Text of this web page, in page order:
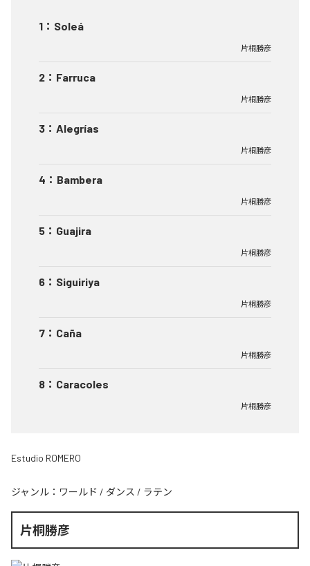
1 ： Soleá
片桐勝彦
2 ： Farruca
片桐勝彦
3 ： Alegrías
片桐勝彦
4 ： Bambera
片桐勝彦
5 ： Guajira
片桐勝彦
6 ： Siguiriya
片桐勝彦
7 ： Caña
片桐勝彦
8 ： Caracoles
片桐勝彦
Estudio ROMERO
ジャンル： ワールド / ダンス / ラテン
片桐勝彦